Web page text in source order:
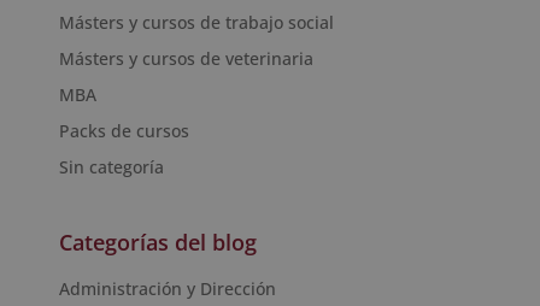
Másters y cursos de trabajo social
Másters y cursos de veterinaria
MBA
Packs de cursos
Sin categoría
Categorías del blog
Administración y Dirección